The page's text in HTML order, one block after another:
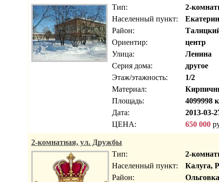
Тип:
2-
Населенный пункт:
Район:
Ориентир:
центр
Улица:
Ленина
Серия дома:
другое
Этаж/этажность:
1/2
Материал:
Площадь:
4099998
Дата:
2013-03-
ЦЕНА:
650 000
2-комнатная, ул. Дружбы
Тип:
2-
Населенный пункт:
Калуга,
Район:
Ольговка